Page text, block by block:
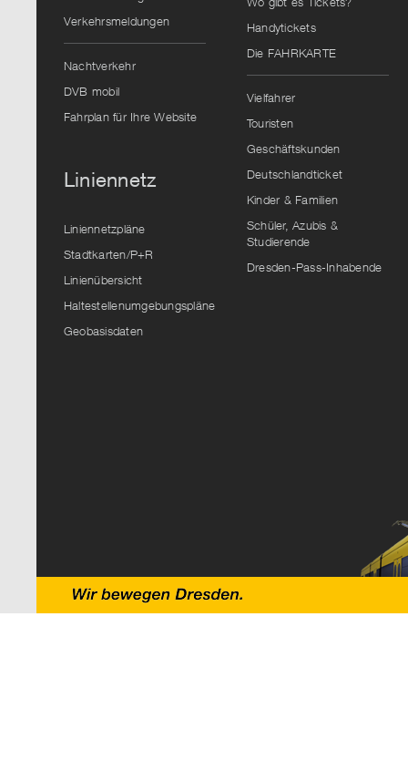
Verkehrsmeldungen
Nachtverkehr
DVB mobil
Fahrplan für Ihre Website
Liniennetz
Liniennetzpläne
Stadtkarten/P+R
Linienübersicht
Haltestellenumgebungspläne
Geobasisdaten
Handytickets
Die FAHRKARTE
Vielfahrer
Touristen
Geschäftskunden
Deutschlandticket
Kinder & Familien
Schüler, Azubis &
Studierende
Dresden-Pass-Inhabende